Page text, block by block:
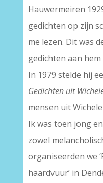
Hauwermeiren
gedichten op zijn
me lezen. Dit was
gedichten aan
In 1979 stelde hij
Gedichten uit
mensen uit
Ik was toen jong
zowel
organiseerden we
haardvuur’ in